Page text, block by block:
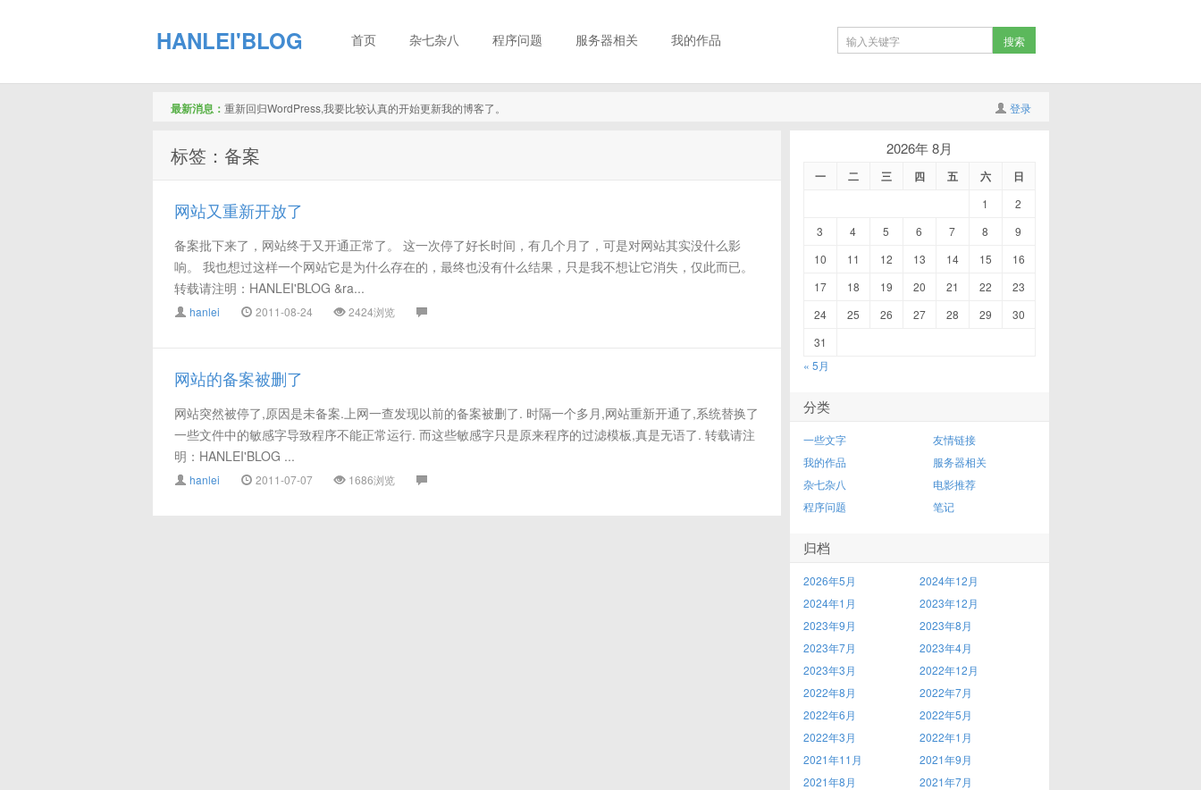
HANLEI'BLOG 首页 杂七杂八 程序问题 服务器相关 我的作品
登录
最新消息： 重新回归WordPress,我要比较认真的开始更新我的博客了。
标签：备案
网站又重新开放了
备案批下来了，网站终于又开通正常了。 这一次停了好长时间，有几个月了，可是对网站其实没什么影
响。 我也想过这样一个网站它是为什么存在的，最终也没有什么结果，只是我不想让它消失，仅此而已。
转载请注明：HANLEI'BLOG &ra...
hanlei 2011-08-24 2424浏览
网站的备案被删了
网站突然被停了,原因是未备案.上网一查发现以前的备案被删了. 时隔一个多月,网站重新开通了,系统替换了
一些文件中的敏感字导致程序不能正常运行. 而这些敏感字只是原来程序的过滤模板,真是无语了. 转载请注
明：HANLEI'BLOG ...
hanlei 2011-07-07 1686浏览
2026年 8月
一 二 三 四 五 六 日
1
2
3
4 5 6 7 8
9
10
11 12 13 14 15
16
17
18 19 20 21 22
23
24
25 26 27 28 29
30
31
« 5月
分类
一些文字
友情链接
我的作品
服务器相关
杂七杂八
电影推荐
程序问题
笔记
归档
2026年5月
2024年12月
2024年1月
2023年12月
2023年9月
2023年8月
2023年7月
2023年4月
2023年3月
2022年12月
2022年8月
2022年7月
2022年6月
2022年5月
2022年3月
2022年1月
2021年11月
2021年9月
2021年8月
2021年7月